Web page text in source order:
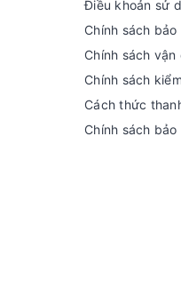
Điều khoản sử
Chính sách
Chính sách vận
Chính sách
Cách thức
Chính sách bảo